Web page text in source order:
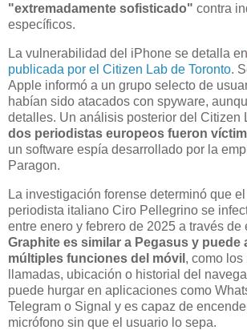
"extremadamente sofisticado" contra
específicos.
La vulnerabilidad del iPhone se detalla en
publicada por el Citizen Lab de Toronto.
Apple informó a un grupo selecto de
habían sido atacados con spyware,
detalles. Un análisis posterior del Citizen
dos periodistas europeos fueron
un software espía desarrollado por la
Paragon.
La investigación forense determinó que
periodista italiano Ciro Pellegrino se
entre enero y febrero de 2025 a través de
Graphite es similar a Pegasus y puede
múltiples funciones del móvil , como los
llamadas, ubicación o historial del
puede hurgar en aplicaciones como
Telegram o Signal y es capaz de
micrófono sin que el usuario lo sepa.